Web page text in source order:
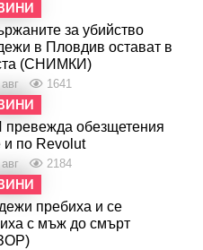
за убийство
в Пловдив остават в
(СНИМКИ)
1641
обезщетения
и по Revolut
2184
пребиха и се
с мъж до смърт